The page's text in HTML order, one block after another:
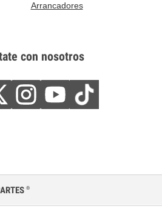
Arrancadores
con nosotros
®